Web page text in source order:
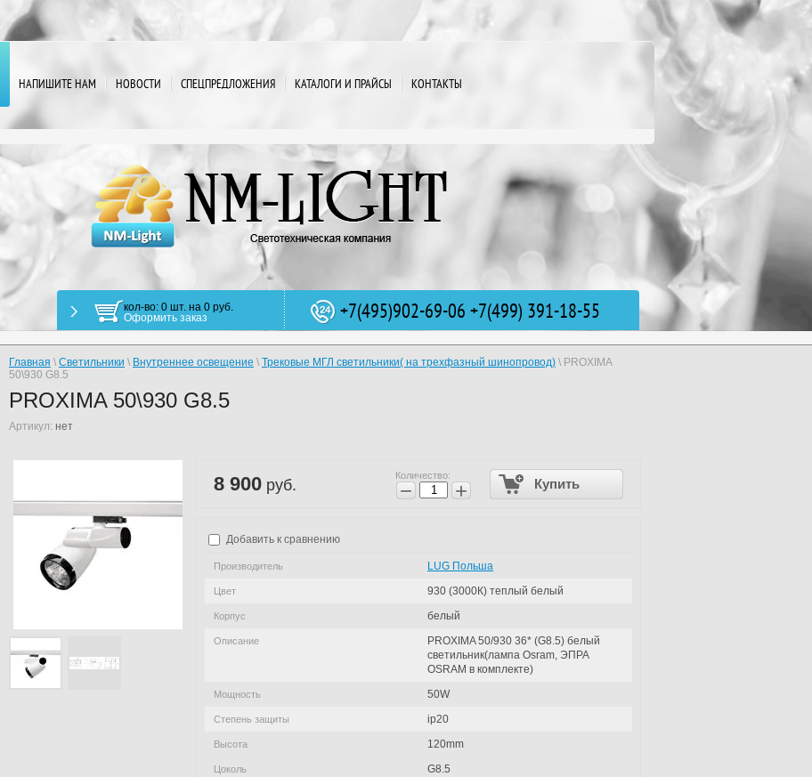
НАПИШИТЕ НАМ НОВОСТИ СПЕЦПРЕДЛОЖЕНИЯ КАТАЛОГИ И ПРАЙСЫ КОНТАКТЫ
+7(495)902-69-06 +7(499) 391-18-55
кол-во: 0 шт. на 0 руб.
Оформить заказ
Главная \ Светильники \ Внутреннее освещение \ Трековые МГЛ светильники( на трехфазный шинопровод) \ PROXIMA
50\930 G8.5
PROXIMA 50\930 G8.5
Артикул: нет
8 900 руб.
Количество:
− + Купить
Добавить к сравнению
Производитель LUG Польша
Цвет 930 (3000К) теплый белый
Корпус белый
Описание
PROXIMA 50/930 36* (G8.5) белый
светильник(лампа Osram, ЭПРА
OSRAM в комплекте)
Мощность 50W
Степень защиты ip20
Высота 120mm
Цоколь G8.5